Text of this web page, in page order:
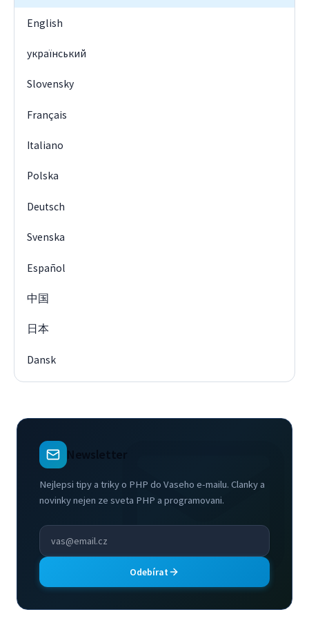
English
український
Slovensky
Français
Italiano
Polska
Deutsch
Svenska
Español
中国
日本
Dansk
Newsletter
Nejlepsi tipy a triky o PHP do Vaseho e-mailu. Clanky a
novinky nejen ze sveta PHP a programovani.
Odebírat